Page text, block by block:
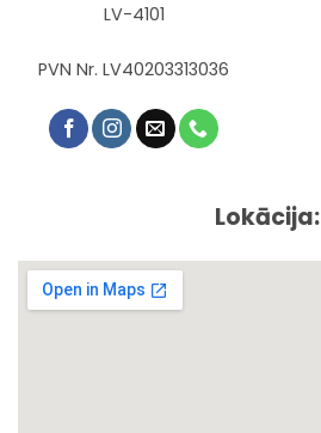
LV-4101
PVN Nr. LV40203313036
Lokācija: